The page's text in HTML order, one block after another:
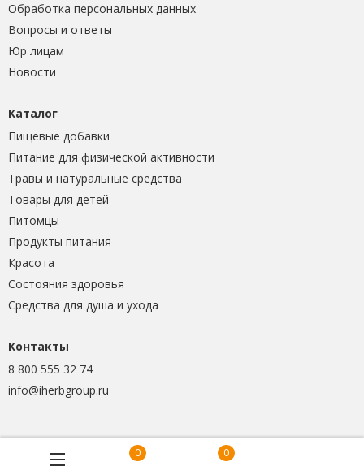
Обработка персональных данных
Вопросы и ответы
Юр лицам
Новости
Каталог
Пищевые добавки
Питание для физической активности
Травы и натуральные средства
Товары для детей
Питомцы
Продукты питания
Красота
Состояния здоровья
Средства для душа и ухода
Контакты
8 800 555 32 74
info@iherbgroup.ru
0 0